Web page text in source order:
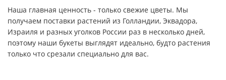
Наша главная ценность - только свежие цветы. Мы
получаем поставки растений из Голландии, Эквадора,
Израиля и разных уголков России раз в несколько дней,
поэтому наши букеты выглядят идеально, будто растения
только что срезали специально для вас.